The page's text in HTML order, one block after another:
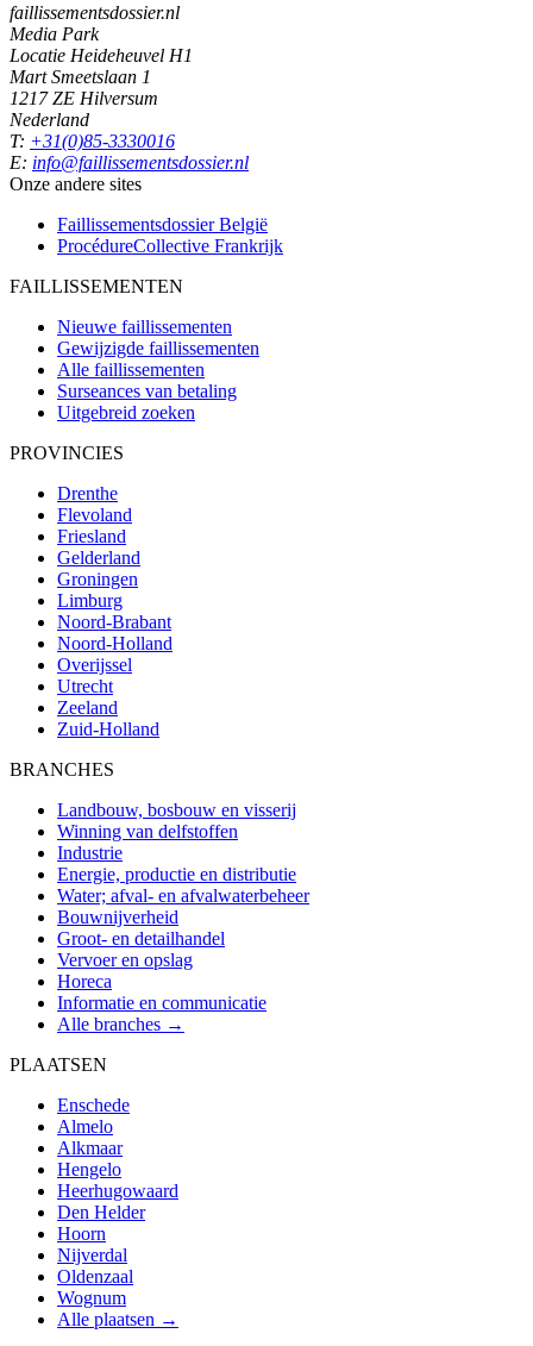
faillissementsdossier.nl
Media Park
Locatie Heideheuvel H1
Mart Smeetslaan 1
1217 ZE Hilversum
Nederland
T: +31(0)85-3330016
E: info@faillissementsdossier.nl
Onze andere sites
Faillissementsdossier België
ProcédureCollective Frankrijk
FAILLISSEMENTEN
Nieuwe faillissementen
Gewijzigde faillissementen
Alle faillissementen
Surseances van betaling
Uitgebreid zoeken
PROVINCIES
Drenthe
Flevoland
Friesland
Gelderland
Groningen
Limburg
Noord-Brabant
Noord-Holland
Overijssel
Utrecht
Zeeland
Zuid-Holland
BRANCHES
Landbouw, bosbouw en visserij
Winning van delfstoffen
Industrie
Energie, productie en distributie
Water; afval- en afvalwaterbeheer
Bouwnijverheid
Groot- en detailhandel
Vervoer en opslag
Horeca
Informatie en communicatie
Alle branches →
PLAATSEN
Enschede
Almelo
Alkmaar
Hengelo
Heerhugowaard
Den Helder
Hoorn
Nijverdal
Oldenzaal
Wognum
Alle plaatsen →